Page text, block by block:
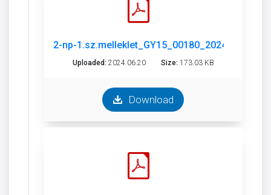
2-np-1.sz.melleklet_GY15_00180_2024_Győr
Uploaded: 2024.06.20 Size: 173.03 KB
Download